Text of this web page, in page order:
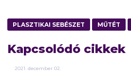
PLASZTIKAI SEBÉSZET MŰTÉT
Kapcsolódó cikkek
2021. december 02.